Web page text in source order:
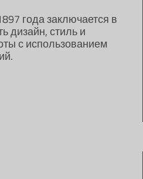
года заключается в
дизайн, стиль и
с использованием